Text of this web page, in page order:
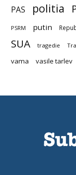
PAS politia
PSRM putin
SUA tragedie
vama vasile tarlev